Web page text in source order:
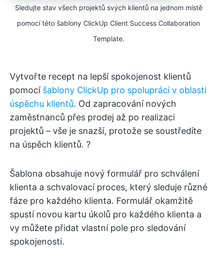
Sledujte stav všech projektů svých klientů na jednom místě
pomocí této šablony ClickUp Client Success Collaboration
Template.
Vytvořte recept na lepší spokojenost klientů
pomocí šablony ClickUp pro spolupráci v oblasti
úspěchu klientů. Od zapracování nových
zaměstnanců přes prodej až po realizaci
projektů – vše je snazší, protože se soustředíte
na úspěch klientů. ?
Šablona obsahuje nový formulář pro schválení
klienta a schvalovací proces, který sleduje různé
fáze pro každého klienta. Formulář okamžitě
spustí novou kartu úkolů pro každého klienta a
vy můžete přidat vlastní pole pro sledování
spokojenosti.